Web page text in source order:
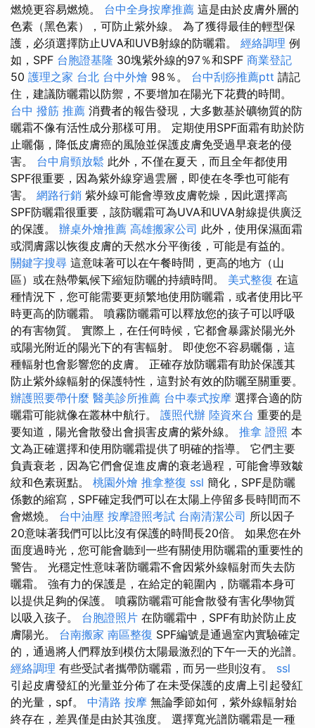
燃燒更容易燃燒。 台中全身按摩推薦 這是由於皮膚外層的
色素（黑色素），可防止紫外線。 為了獲得最佳的輕型保
護，必須選擇防止UVA和UVB射線的防曬霜。 經絡調理 例
如，SPF 台胞證基隆 30塊紫外線的97％和SPF 商業登記
50 護理之家 台北 台中外燴 98％。 台中刮痧推薦ptt 請記
住，建議防曬霜以防禦，不要增加在陽光下花費的時間。
台中 撥筋 推薦 消費者的報告發現，大多數基於礦物質的防
曬霜不像有活性成分那樣可用。 定期使用SPF面霜有助於防
止曬傷，降低皮膚癌的風險並保護皮膚免受過早衰老的侵
害。 台中肩頸放鬆 此外，不僅在夏天，而且全年都使用
SPF很重要，因為紫外線穿過雲層，即使在冬季也可能有
害。 網路行銷 紫外線可能會導致皮膚乾燥，因此選擇高
SPF防曬霜很重要，該防曬霜可為UVA和UVA射線提供廣泛
的保護。 辦桌外燴推薦 高雄搬家公司 此外，使用保濕面霜
或潤膚露以恢復皮膚的天然水分平衡後，可能是有益的。
關鍵字搜尋 這意味著可以在午餐時間，更高的地方（山
區）或在熱帶氣候下縮短防曬的持續時間。 美式整復 在這
種情況下，您可能需要更頻繁地使用防曬霜，或者使用比平
時更高的防曬霜。 噴霧防曬霜可以釋放您的孩子可以呼吸
的有害物質。 實際上，在任何時候，它都會暴露於陽光外
或陽光附近的陽光下的有害輻射。 即使您不容易曬傷，這
種輻射也會影響您的皮膚。 正確存放防曬霜有助於保護其
防止紫外線輻射的保護特性，這對於有效的防曬至關重要。
辦護照要帶什麼 醫美診所推薦 台中泰式按摩 選擇合適的防
曬霜可能就像在叢林中航行。 護照代辦 陸資來台 重要的是
要知道，陽光會散發出會損害皮膚的紫外線。 推拿 證照 本
文為正確選擇和使用防曬霜提供了明確的指導。 它們主要
負責衰老，因為它們會促進皮膚的衰老過程，可能會導致皺
紋和色素斑點。 桃園外燴 推拿整復 ssl 簡化，SPF是防曬
係數的縮寫，SPF確定我們可以在太陽上停留多長時間而不
會燃燒。 台中油壓 按摩證照考試 台南清潔公司 所以因子
20意味著我們可以比沒有保護的時間長20倍。 如果您在外
面度過時光，您可能會聽到一些有關使用防曬霜的重要性的
警告。 光穩定性意味著防曬霜不會因紫外線輻射而失去防
曬霜。 強有力的保護是，在給定的範圍內，防曬霜本身可
以提供足夠的保護。 噴霧防曬霜可能會散發有害化學物質
以吸入孩子。 台胞證照片 在防曬霜中，SPF有助於防止皮
膚陽光。 台南搬家 南區整復 SPF編號是通過室內實驗確定
的，通過將人們釋放到模仿太陽最激烈的下午一天的光譜。
經絡調理 有些受試者攜帶防曬霜，而另一些則沒有。 ssl
引起皮膚發紅的光量並分佈了在未受保護的皮膚上引起發紅
的光量，spf。 中清路 按摩 無論季節如何，紫外線輻射始
終存在，差異僅是由於其強度。 選擇寬光譜防曬霜是一種